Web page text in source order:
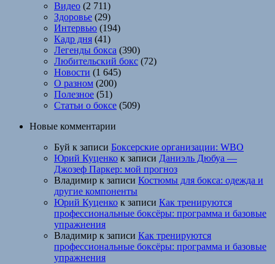
Видео (2 711)
Здоровье (29)
Интервью (194)
Кадр дня (41)
Легенды бокса (390)
Любительский бокс (72)
Новости (1 645)
О разном (200)
Полезное (51)
Статьи о боксе (509)
Новые комментарии
Буй к записи Боксерские организации: WBO
Юрий Куценко к записи Даниэль Дюбуа —
Джозеф Паркер: мой прогноз
Владимир к записи Костюмы для бокса: одежда и
другие компоненты
Юрий Куценко к записи Как тренируются
профессиональные боксёры: программа и базовые
упражнения
Владимир к записи Как тренируются
профессиональные боксёры: программа и базовые
упражнения